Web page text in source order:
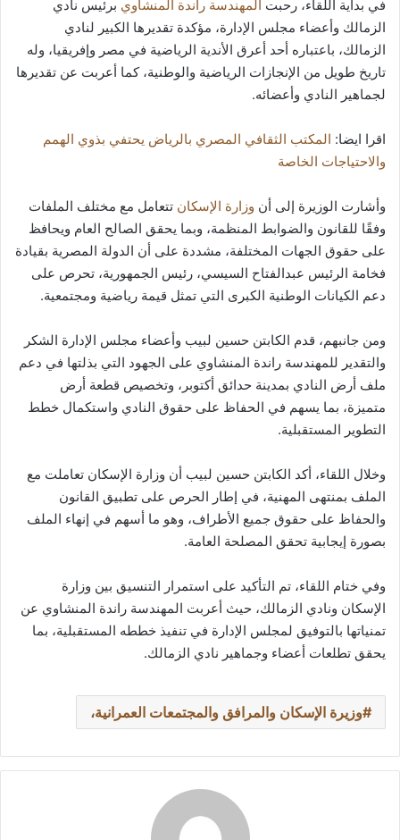
في بداية اللقاء، رحبت المهندسة راندة المنشاوي برئيس نادي
الزمالك وأعضاء مجلس الإدارة، مؤكدة تقديرها الكبير لنادي
الزمالك، باعتباره أحد أعرق الأندية الرياضية في مصر وإفريقيا، وله
تاريخ طويل من الإنجازات الرياضية والوطنية، كما أعربت عن تقديرها
لجماهير النادي وأعضائه.
اقرا ايضا: المكتب الثقافي المصري بالرياض يحتفي بذوي الهمم
والاحتياجات الخاصة
وأشارت الوزيرة إلى أن وزارة الإسكان تتعامل مع مختلف الملفات
وفقًا للقانون والضوابط المنظمة، وبما يحقق الصالح العام ويحافظ
على حقوق الجهات المختلفة، مشددة على أن الدولة المصرية بقيادة
فخامة الرئيس عبدالفتاح السيسي، رئيس الجمهورية، تحرص على
دعم الكيانات الوطنية الكبرى التي تمثل قيمة رياضية ومجتمعية.
ومن جانبهم، قدم الكابتن حسين لبيب وأعضاء مجلس الإدارة الشكر
والتقدير للمهندسة راندة المنشاوي على الجهود التي بذلتها في دعم
ملف أرض النادي بمدينة حدائق أكتوبر، وتخصيص قطعة أرض
متميزة، بما يسهم في الحفاظ على حقوق النادي واستكمال خطط
التطوير المستقبلية.
وخلال اللقاء، أكد الكابتن حسين لبيب أن وزارة الإسكان تعاملت مع
الملف بمنتهى المهنية، في إطار الحرص على تطبيق القانون
والحفاظ على حقوق جميع الأطراف، وهو ما أسهم في إنهاء الملف
بصورة إيجابية تحقق المصلحة العامة.
وفي ختام اللقاء، تم التأكيد على استمرار التنسيق بين وزارة
الإسكان ونادي الزمالك، حيث أعربت المهندسة راندة المنشاوي عن
تمنياتها بالتوفيق لمجلس الإدارة في تنفيذ خططه المستقبلية، بما
يحقق تطلعات أعضاء وجماهير نادي الزمالك.
وزيرة الإسكان والمرافق والمجتمعات العمرانية،